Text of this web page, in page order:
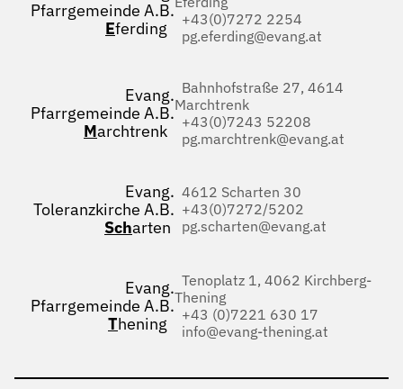
Pfarrgemeinde A.B.
Eferding
+43(0)7272 2254
pg.eferding@evang.at
Evang.
Pfarrgemeinde A.B.
Marchtrenk
Bahnhofstraße 27, 4614
Marchtrenk
+43(0)7243 52208
pg.marchtrenk@evang.at
Evang.
Toleranzkirche A.B.
Scharten
4612 Scharten 30
+43(0)7272/5202
pg.scharten@evang.at
Evang.
Pfarrgemeinde A.B.
Thening
Tenoplatz 1, 4062 Kirchberg-
Thening
+43 (0)7221 630 17
info@evang-thening.at